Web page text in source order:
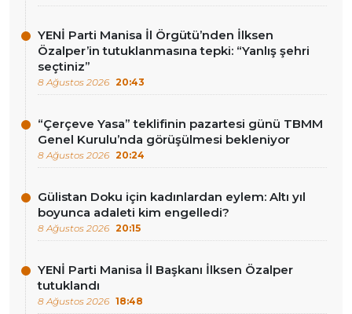
YENİ Parti Manisa İl Örgütü’nden İlksen
Özalper’in tutuklanmasına tepki: “Yanlış şehri
seçtiniz”
8 Ağustos 2026 20:43
“Çerçeve Yasa” teklifinin pazartesi günü TBMM
Genel Kurulu’nda görüşülmesi bekleniyor
8 Ağustos 2026 20:24
Gülistan Doku için kadınlardan eylem: Altı yıl
boyunca adaleti kim engelledi?
8 Ağustos 2026 20:15
YENİ Parti Manisa İl Başkanı İlksen Özalper
tutuklandı
8 Ağustos 2026 18:48